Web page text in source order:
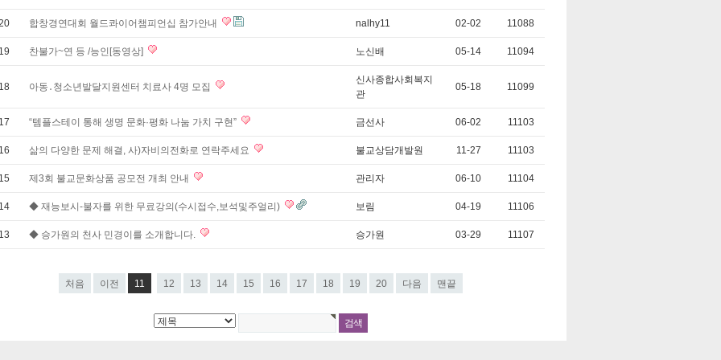
합창경연대회 월드콰이어챔피언십 참가안내 nalhy11 02-02 11088
찬불가~연 등 /능인[동영상] 노신배 05-14 11094
아동․청소년발달지원센터 치료사 4명 모집
신사종합사회복지
관
05-18 11099
“템플스테이 통해 생명 문화·평화 나눔 가치 구현” 금선사 06-02 11103
삶의 다양한 문제 해결, 사)자비의전화로 연락주세요 불교상담개발원 11-27 11103
제3회 불교문화상품 공모전 개최 안내 관리자 06-10 11104
◆ 재능보시-불자를 위한 무료강의(수시접수,보석및주얼리) 보림 04-19 11106
◆ 승가원의 천사 민경이를 소개합니다. 승가원 03-29 11107
처음 이전 11 12 13 14 15 16 17 18 19 20 다음 맨끝